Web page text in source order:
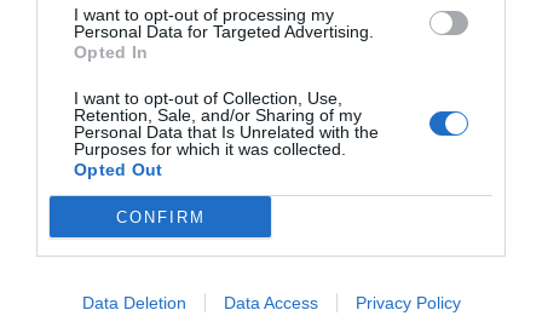
I want to opt-out of processing my
Personal Data for Targeted Advertising.
Opted In
I want to opt-out of Collection, Use,
Retention, Sale, and/or Sharing of my
Personal Data that Is Unrelated with the
Purposes for which it was collected.
Opted Out
CONFIRM
Data Deletion Data Access Privacy Policy